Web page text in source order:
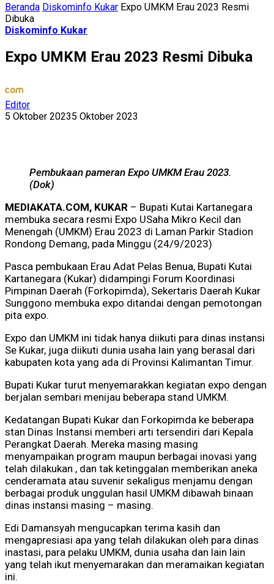
Beranda Diskominfo Kukar Expo UMKM Erau 2023 Resmi
Dibuka
Diskominfo Kukar
Expo UMKM Erau 2023 Resmi Dibuka
Editor
5 Oktober 20235 Oktober 2023
Pembukaan pameran Expo UMKM Erau 2023.
(Dok)
MEDIAKATA.COM, KUKAR – Bupati Kutai Kartanegara
membuka secara resmi Expo USaha Mikro Kecil dan
Menengah (UMKM) Erau 2023 di Laman Parkir Stadion
Rondong Demang, pada Minggu (24/9/2023)
Pasca pembukaan Erau Adat Pelas Benua, Bupati Kutai
Kartanegara (Kukar) didampingi Forum Koordinasi
Pimpinan Daerah (Forkopimda), Sekertaris Daerah Kukar
Sunggono membuka expo ditandai dengan pemotongan
pita expo.
Expo dan UMKM ini tidak hanya diikuti para dinas instansi
Se Kukar, juga diikuti dunia usaha lain yang berasal dari
kabupaten kota yang ada di Provinsi Kalimantan Timur.
Bupati Kukar turut menyemarakkan kegiatan expo dengan
berjalan sembari menijau beberapa stand UMKM.
Kedatangan Bupati Kukar dan Forkopimda ke beberapa
stan Dinas Instansi memberi arti tersendiri dari Kepala
Perangkat Daerah. Mereka masing masing
menyampaikan program maupun berbagai inovasi yang
telah dilakukan , dan tak ketinggalan memberikan aneka
cenderamata atau suvenir sekaligus menjamu dengan
berbagai produk unggulan hasil UMKM dibawah binaan
dinas instansi masing – masing.
Edi Damansyah mengucapkan terima kasih dan
mengapresiasi apa yang telah dilakukan oleh para dinas
inastasi, para pelaku UMKM, dunia usaha dan lain lain
yang telah ikut menyemarakan dan meramaikan kegiatan
ini.